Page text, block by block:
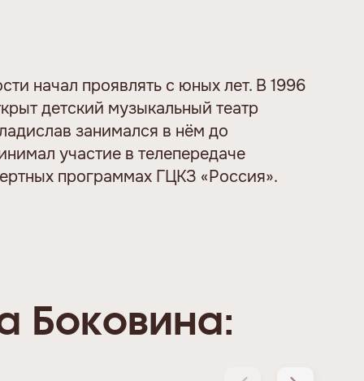
начал проявлять с юных лет. В 1996
детский музыкальный театр
занимался в нём до
участие в телепередаче
программах ГЦКЗ «Россия».
Боковина: